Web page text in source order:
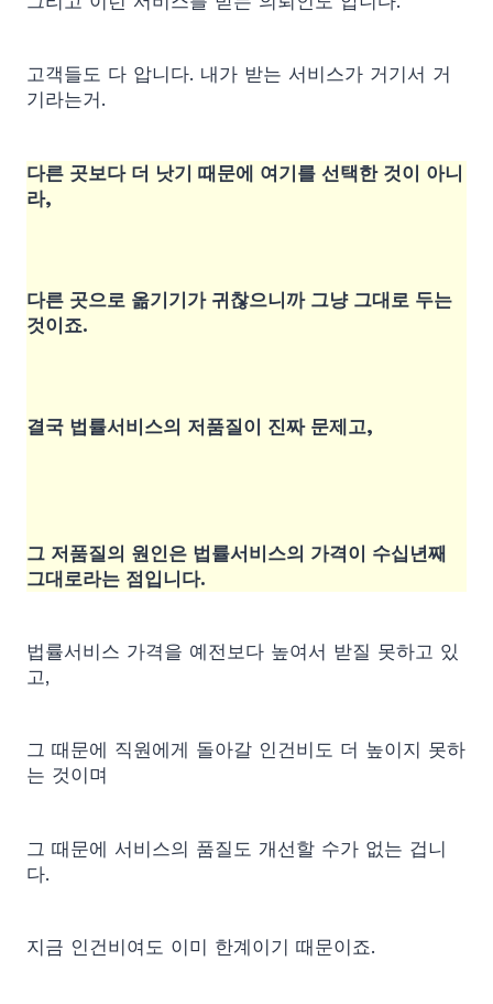
고객들도 다 압니다. 내가 받는 서비스가 거기서 거
기라는거.
다른 곳보다 더 낫기 때문에 여기를 선택한 것이 아니
라,
다른 곳으로 옮기기가 귀찮으니까 그냥 그대로 두는
것이죠.
결국 법률서비스의 저품질이 진짜 문제고,
그 저품질의 원인은 법률서비스의 가격이 수십년째
그대로라는 점입니다.
법률서비스 가격을 예전보다 높여서 받질 못하고 있
고,
그 때문에 직원에게 돌아갈 인건비도 더 높이지 못하
는 것이며
그 때문에 서비스의 품질도 개선할 수가 없는 겁니
다.
지금 인건비여도 이미 한계이기 때문이죠.